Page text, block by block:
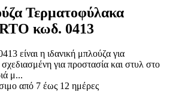
Τερματοφύλακα
κωδ. 0413
είναι η ιδανική μπλούζα για
για προστασία και στυλ στο
μ...
από 7 έως 12 ημέρες